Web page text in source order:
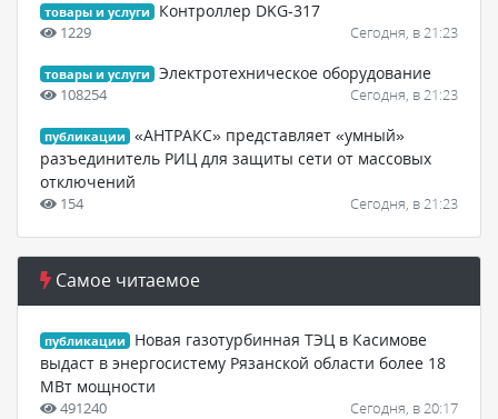
товары и услуги Контроллер DKG-317
1229 Сегодня, в 21:23
товары и услуги Электротехническое оборудование
108254 Сегодня, в 21:23
публикации
«АНТРАКС» представляет «умный»
разъединитель РИЦ для защиты сети от массовых
отключений
154 Сегодня, в 21:23
Самое читаемое
публикации
Новая газотурбинная ТЭЦ в Касимове
выдаст в энергосистему Рязанской области более 18
МВт мощности
491240 Сегодня, в 20:17